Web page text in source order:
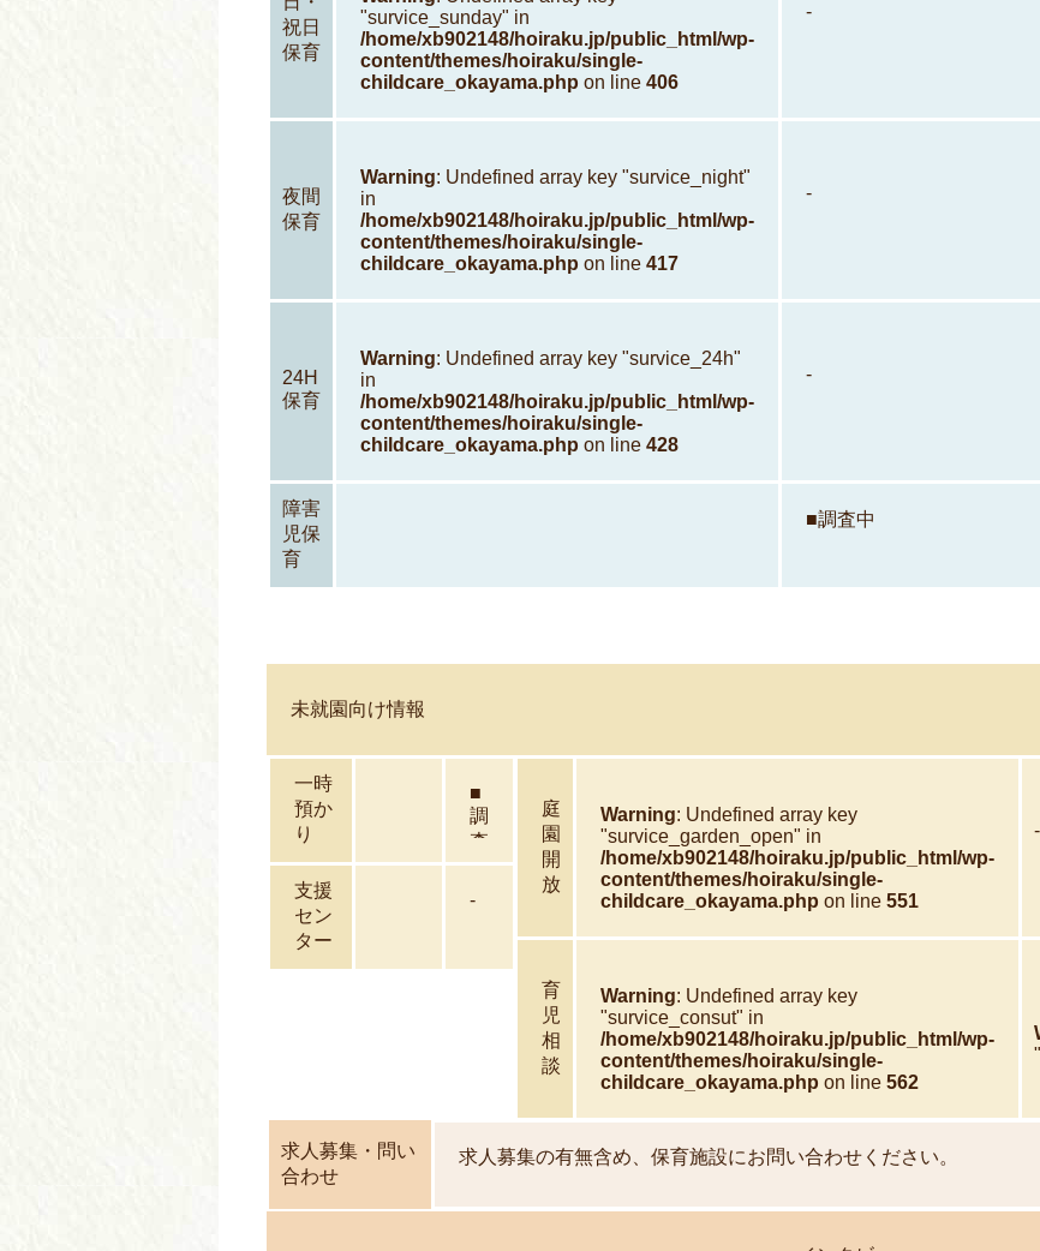
祝日
保育
"survice_sunday" in
/home/xb902148/hoiraku.jp/public_html/wp-
content/themes/hoiraku/single-
childcare_okayama.php on line 406
-
夜間
保育
Warning: Undefined array key "survice_night"
in
/home/xb902148/hoiraku.jp/public_html/wp-
content/themes/hoiraku/single-
childcare_okayama.php on line 417
-
24H
保育
Warning: Undefined array key "survice_24h"
in
/home/xb902148/hoiraku.jp/public_html/wp-
content/themes/hoiraku/single-
childcare_okayama.php on line 428
-
障害
児保
育
■調査中
未就園向け情報
一時
預か
り
■
調
査
中
支援
セン
ター
-
庭
園
開
放
Warning: Undefined array key
"survice_garden_open" in
/home/xb902148/hoiraku.jp/public_html/wp-
content/themes/hoiraku/single-
childcare_okayama.php on line 551
-
育
児
相
談
Warning: Undefined array key
"survice_consut" in
/home/xb902148/hoiraku.jp/public_html/wp-
content/themes/hoiraku/single-
childcare_okayama.php on line 562
求人募集・問い
合わせ
求人募集の有無含め、保育施設にお問い合わせください。